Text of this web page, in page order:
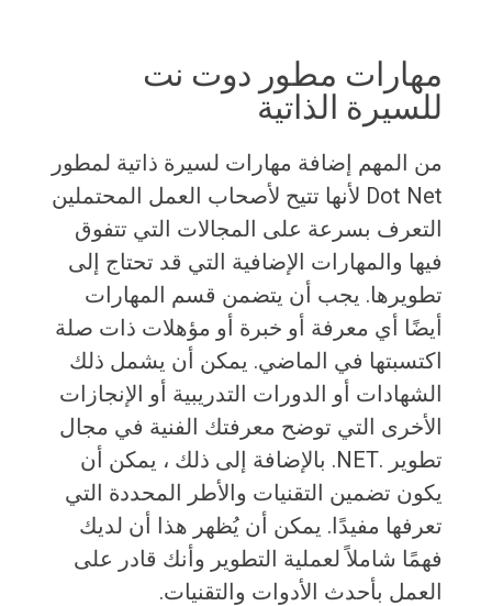
مهارات مطور دوت نت
للسيرة الذاتية
من المهم إضافة مهارات لسيرة ذاتية لمطور
Dot Net لأنها تتيح لأصحاب العمل المحتملين
التعرف بسرعة على المجالات التي تتفوق
فيها والمهارات الإضافية التي قد تحتاج إلى
تطويرها. يجب أن يتضمن قسم المهارات
أيضًا أي معرفة أو خبرة أو مؤهلات ذات صلة
اكتسبتها في الماضي. يمكن أن يشمل ذلك
الشهادات أو الدورات التدريبية أو الإنجازات
الأخرى التي توضح معرفتك الفنية في مجال
تطوير .NET. بالإضافة إلى ذلك ، يمكن أن
يكون تضمين التقنيات والأطر المحددة التي
تعرفها مفيدًا. يمكن أن يُظهر هذا أن لديك
فهمًا شاملاً لعملية التطوير وأنك قادر على
العمل بأحدث الأدوات والتقنيات.